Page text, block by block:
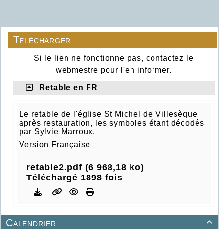

Calendrier
Télécharger
Si le lien ne fonctionne pas, contactez le
webmestre pour l'en informer.
Retable en FR
Le retable de l'église St Michel de Villesèque
après restauration, les symboles étant décodés
par Sylvie Marroux.
Version Française
retable2.pdf (6 968,18 ko)
Téléchargé 1898 fois